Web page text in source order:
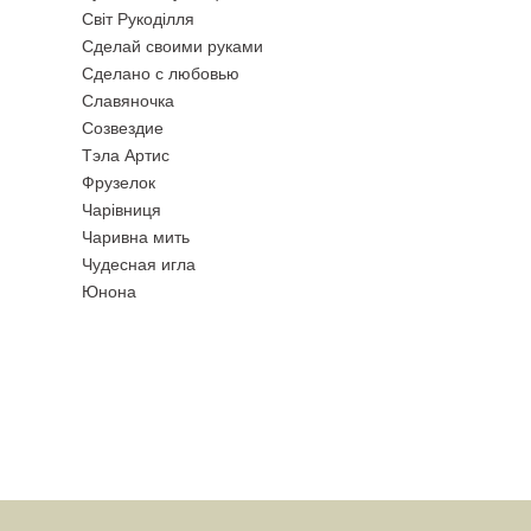
Свiт Рукодiлля
Сделай своими руками
Сделано с любовью
Славяночка
Созвездие
Тэла Артис
Фрузелок
Чарiвниця
Чаривна мить
Чудесная игла
Юнона